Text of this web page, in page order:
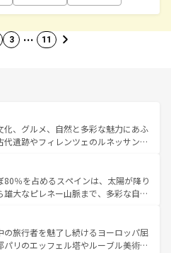
3 … 11
化、グルメ、自然と多彩な魅力にあふ
代遺跡やフィレンツェのルネッサンス
しい田園風景やアマルフィ海岸の絶
見逃せない。観光の合間には、本場の
絶品のイタリア料理を堪能することも
で、忘れられない旅をしてみよう！
ア情報はコンテンツ一覧 を参照してほ
80％を占めるスペインは、太陽が降り
雄大なピレネー山脈まで、多彩な自然
は、情熱的なフラメンコ、熱気あふ
味しいタパスが生活の一部となってい
の洗練された雰囲気や、バルセロナの
の旅行者を魅了し続けるヨーロッパ屈
パリのエッフェル塔やルーブル美術館